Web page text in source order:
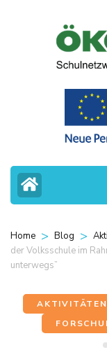
Home > Blog >
der Volksschule im
unterwegs”
AKTIVITÄTEN